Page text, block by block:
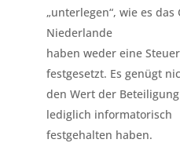
„unterlegen“, wie es
Niederlande
haben weder eine
festgesetzt. Es genügt
den Wert der
lediglich informatorisch
festgehalten haben.